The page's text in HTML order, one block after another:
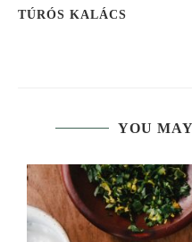
TÚRÓS KALÁCS
YOU